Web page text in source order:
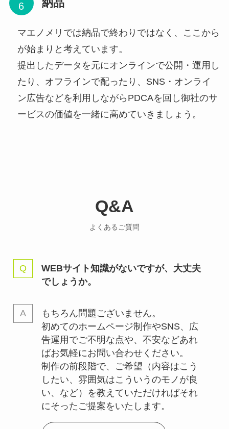
納品
マエノメリでは納品で終わりではなく、ここから
が始まりと考えています。
提出したデータを元にオンラインで公開・運用し
たり、オフラインで配ったり、SNS・オンライ
ン広告などを利用しながらPDCAを回し御社のサ
ービスの価値を一緒に高めていきましょう。
Q&A
よくあるご質問
WEBサイト知識がないですが、大丈夫
でしょうか。
もちろん問題ございません。
初めてのホームページ制作やSNS、広
告運用でご不明な点や、不安などあれ
ばお気軽にお問い合わせください。
制作の前段階で、ご希望（内容はこう
したい、雰囲気はこういうのモノが良
い、など）を教えていただければそれ
にそったご提案をいたします。